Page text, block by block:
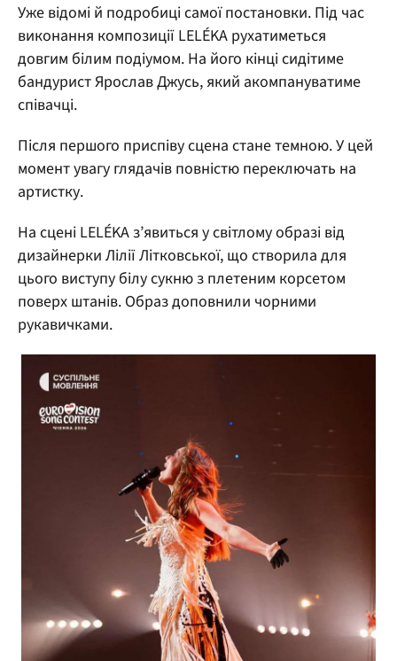
Уже відомі й подробиці самої постановки. Під час
виконання композиції LELÉKA рухатиметься
довгим білим подіумом. На його кінці сидітиме
бандурист Ярослав Джусь, який акомпануватиме
співачці.
Після першого приспіву сцена стане темною. У цей
момент увагу глядачів повністю переключать на
артистку.
На сцені LELÉKA з’явиться у світлому образі від
дизайнерки Лілії Літковської, що створила для
цього виступу білу сукню з плетеним корсетом
поверх штанів. Образ доповнили чорними
рукавичками.